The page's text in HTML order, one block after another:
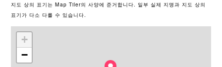
지도 상의 표기는 Map Tiler의 사양에 준거합니다. 일부 실제 지명과 지도 상의
표기가 다소 다를 수 있습니다.
+
−